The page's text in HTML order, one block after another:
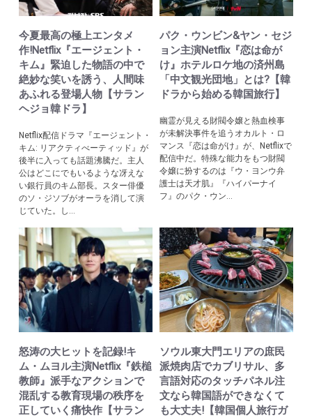
今夏最高の極上エンタメ
作!Netflix『エージェント・
キム』緊迫した物語の中で
絶妙な笑いを誘う、人間味
あふれる登場人物【サラン
ヘジョ韓ドラ】
Netflix配信ドラマ『エージェント・
キム: リアクティべーティッド』が
後半に入っても話題沸騰だ。主人
公はどこにでもいるような冴えな
い銀行員のキム部長。スター俳優
のソ・ジソブがオーラを消して演
じていた。し...
パク・ウンビン&ヤン・セジ
ョン主演Netflix『恋は命が
け』ホテルロケ地の済州島
「中文観光団地」とは?【韓
ドラから始める韓国旅行】
幽霊が見える財閥令嬢と熱血検事
が未解決事件を追うオカルト・ロ
マンス『恋は命がけ』が、Netflixで
配信中だ。特殊な能力をもつ財閥
令嬢に扮するのは『ウ・ヨンウ弁
護士は天才肌』『ハイパーナイ
フ』のパク・ウン...
怒涛の大ヒットを記録!キ
ム・ムヨル主演Netflix『鉄槌
教師』派手なアクションで
混乱する教育現場の秩序を
正していく痛快作【サラン
ソウル東大門エリアの庶民
派焼肉店でカブリサル、多
言語対応のタッチパネル注
文なら韓国語ができなくて
も大丈夫!【韓国個人旅行ガ